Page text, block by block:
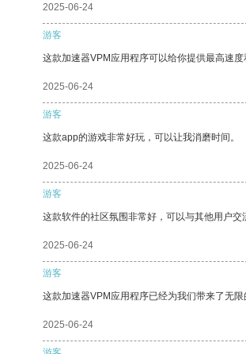
2025-06-24
游客
这款加速器VPM应用程序可以给你提供最高速
2025-06-24
游客
这款app的游戏非常好玩，可以让我消磨时间。
2025-06-24
游客
这款软件的社区氛围非常好，可以与其他用户交
2025-06-24
游客
这款加速器VPM应用程序已经为我们带来了无限
2025-06-24